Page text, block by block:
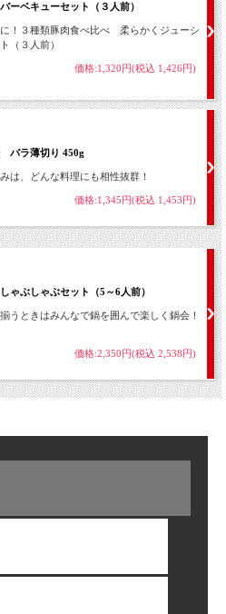
ーベキューセット（３人前）
に！３種類豚肉食べ比べ 柔らかくジューシ
（３人前）
価格:1,320円(税込 1,426円)
バラ薄切り 450g
は、どんな料理にも相性抜群！
価格:1,345円(税込 1,453円)
ゃぶしゃぶセット（5～6人前）
うときはみんなで鍋を囲んで楽しく鍋会！
価格:2,350円(税込 2,538円)